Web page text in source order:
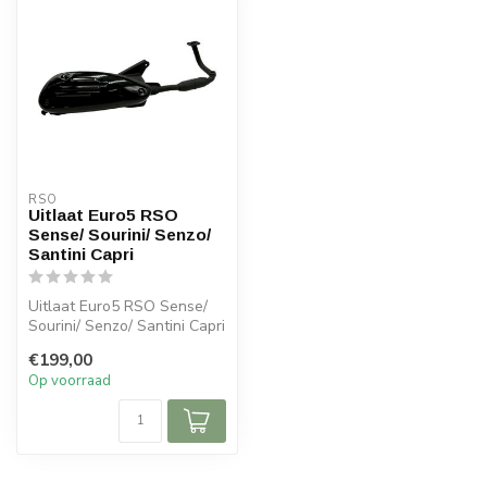
RSO
Uitlaat Euro5 RSO
Sense/ Sourini/ Senzo/
Santini Capri
Uitlaat Euro5 RSO Sense/
Sourini/ Senzo/ Santini Capri
€199,00
Op voorraad